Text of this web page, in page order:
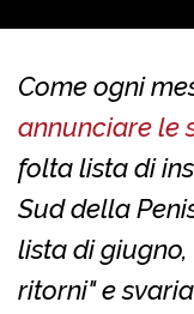
Come ogni
annunciare le
folta lista di
Sud della
lista di
ritorni" e